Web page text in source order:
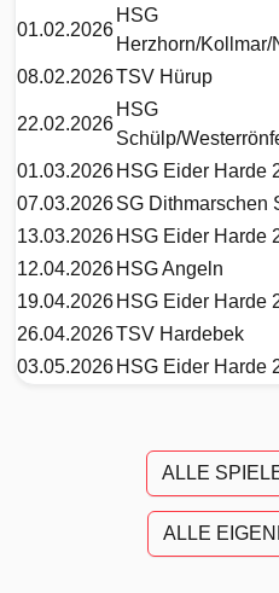
01.02.2026
HSG
Herzhorn/Kollmar/
08.02.2026TSV Hürup
22.02.2026
HSG
Schülp/
01.03.2026 HSG Eider Harde
07.03.2026SG Dithmarschen
13.03.2026 HSG Eider Harde
12.04.2026 HSG Angeln
19.04.2026 HSG Eider Harde
26.04.2026TSV Hardebek
03.05.2026 HSG Eider Harde
ALLE
ALLE